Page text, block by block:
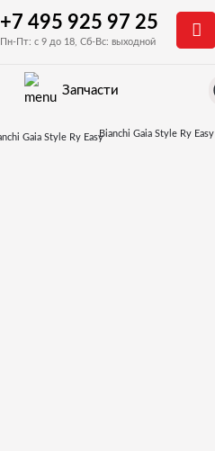
+7 495 925 97 25
Пн-Пт: с 9 до 18, Сб-Вс: выходной
Запчасти
Bianchi Gaia Style Ry Easy